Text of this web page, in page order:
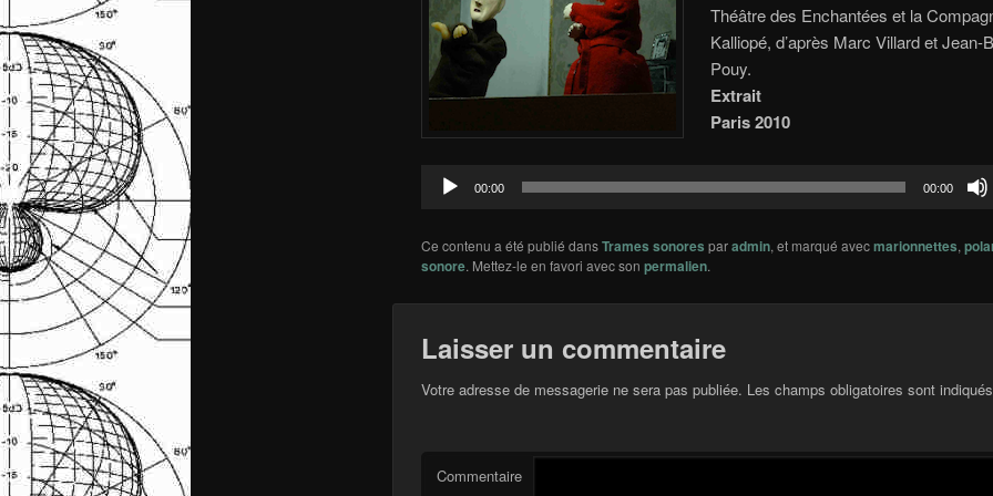
Théâtre des Enchantées et la
Kalliopé, d’après Marc Villard et Jean-
Pouy.
Extrait
Paris 2010
audio
00:00 00:00
Ce contenu a été publié dansTrames sonores paradmin, et marqué avecmarionnettes,
sonore. Mettez-le en favori avec son permalien.
Laisser un commentaire
Votre adresse de messagerie ne sera pas publiée. Les champs obligatoires sont
Commentaire